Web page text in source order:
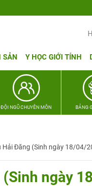
SẢN Y HỌC GIỚI TÍNH
ĐỘI NGŨ CHUYÊN MÔN BẢNG
Hải Đăng (Sinh ngày 18/04/
ngày